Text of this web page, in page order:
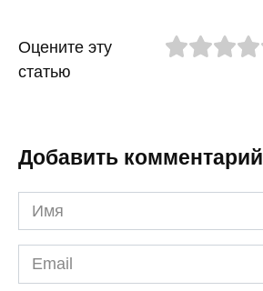
Оцените эту
статью
Добавить комментарий
Имя
*
Email
*